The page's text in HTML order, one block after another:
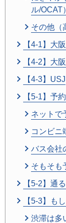
ル/OCAT）
その他（
【4-1】大
【4-2】大
【4-3】USJ
【5-1】予
ネットで
コンビニ
バス会社
そもそも
【5-2】通
【5-3】も
渋滞は多